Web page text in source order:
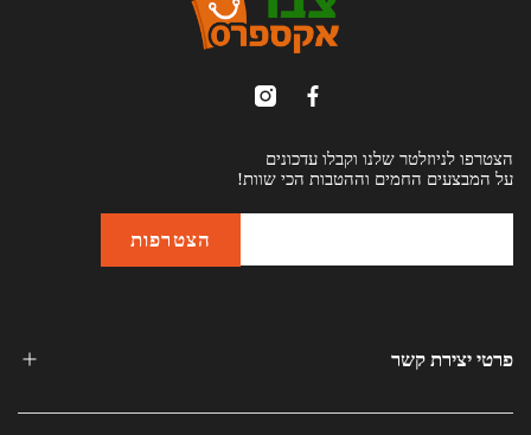
הצטרפו לניוזלטר שלנו וקבלו עדכונים
על המבצעים החמים וההטבות הכי שוות!
פרטי יצירת קשר